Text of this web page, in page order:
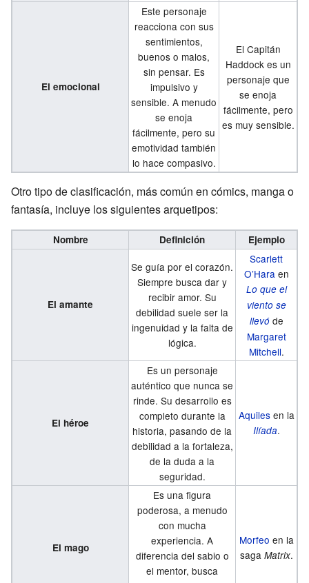
El emocional
Este personaje
reacciona con sus
sentimientos,
buenos o malos,
sin pensar. Es
impulsivo y
sensible. A menudo
se enoja
fácilmente, pero su
emotividad también
lo hace compasivo.
El Capitán
Haddock es un
personaje que
se enoja
fácilmente, pero
es muy sensible.
Otro tipo de clasificación, más común en cómics, manga o
fantasía, incluye los siguientes arquetipos:
Nombre Definición Ejemplo
El amante
Se guía por el corazón.
Siempre busca dar y
recibir amor. Su
debilidad suele ser la
ingenuidad y la falta de
lógica.
Scarlett
O’Hara en
Lo que el
viento se
llevóde
Margaret
Mitchell.
El héroe
Es un personaje
auténtico que nunca se
rinde. Su desarrollo es
completo durante la
historia, pasando de la
debilidad a la fortaleza,
de la duda a la
seguridad.
Aquilesen la
Ilíada.
El mago
Es una figura
poderosa, a menudo
con mucha
experiencia. A
diferencia del sabio o
el mentor, busca
Morfeo en la
saga Matrix.